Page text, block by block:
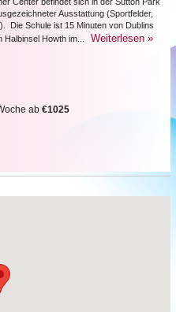
Ausstattung (Sportfelder,
Die Schule ist 15 Minuten von Dublins
Howth im...
Weiterlesen »
ab €1025